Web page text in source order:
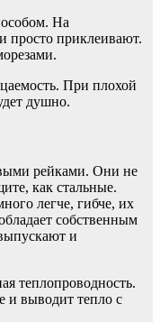
На
просто приклеивают.
При плохой
душно.
рейками. Они не
как стальные.
легче, гибче, их
собственным
и
теплопроводность.
и выводит тепло с